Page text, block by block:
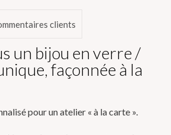
clients
un bijou en verre /
façonnée à la
pour un atelier « à la carte ».